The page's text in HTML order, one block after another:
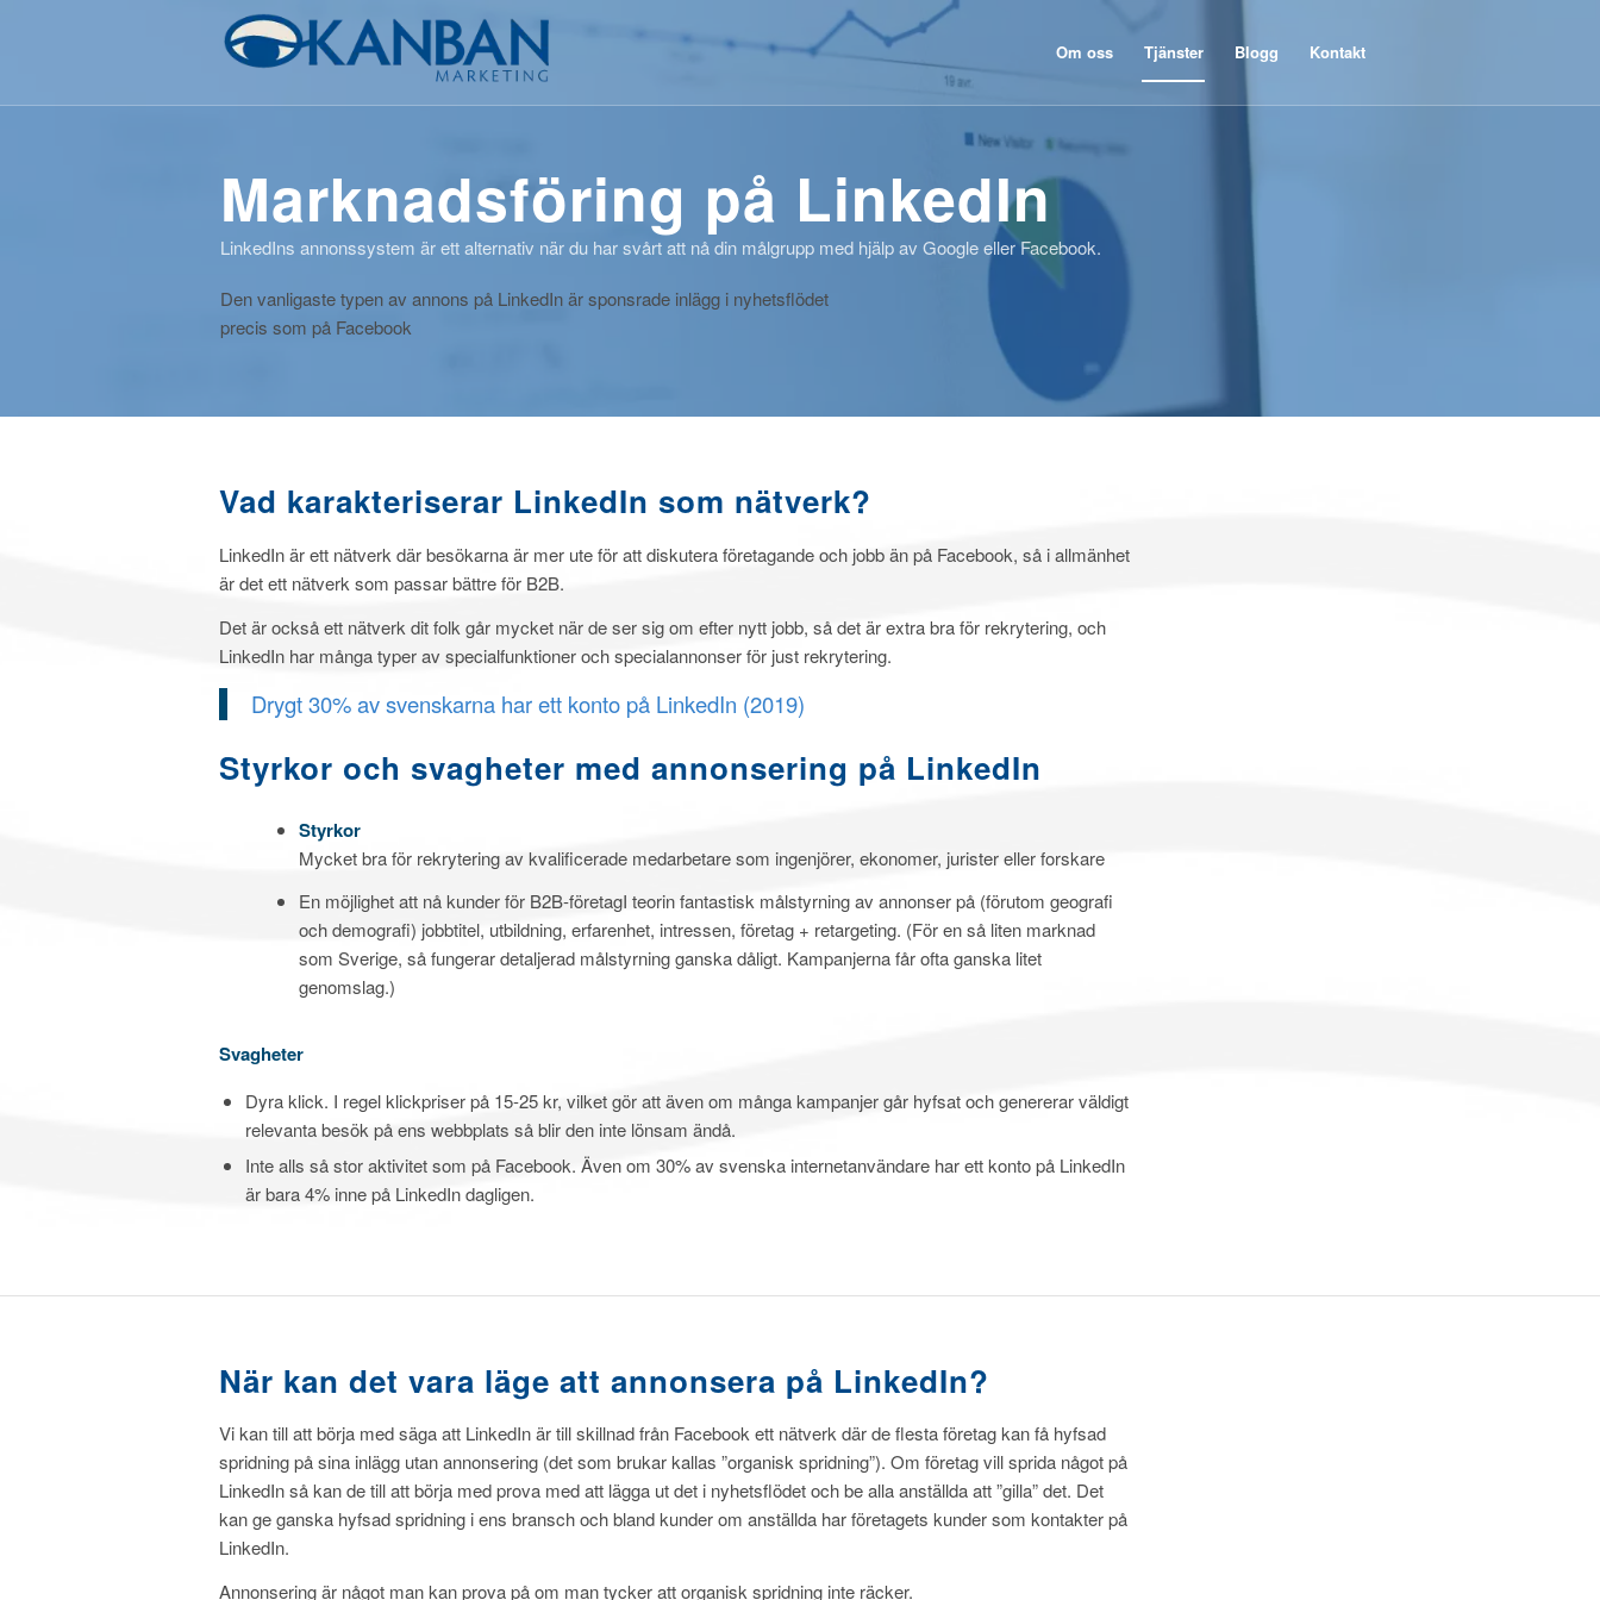
Om oss Tjänster Blogg Kontakt
Marknadsföring på LinkedIn
LinkedIns annonssystem är ett alternativ när du har svårt att nå din målgrupp med hjälp av Google eller Facebook.
Den vanligaste typen av annons på LinkedIn är sponsrade inlägg i nyhetsﬂödet
precis som på Facebook
Vad karakteriserar LinkedIn som nätverk?
LinkedIn är ett nätverk där besökarna är mer ute för att diskutera företagande och jobb än på Facebook, så i allmänhet
är det ett nätverk som passar bättre för B2B.
Det är också ett nätverk dit folk går mycket när de ser sig om efter nytt jobb, så det är extra bra för rekrytering, och
LinkedIn har många typer av specialfunktioner och specialannonser för just rekrytering.
Drygt 30% av svenskarna har ett konto på LinkedIn (2019)
Styrkor och svagheter med annonsering på LinkedIn
Styrkor
Mycket bra för rekrytering av kvalificerade medarbetare som ingenjörer, ekonomer, jurister eller forskare
En möjlighet att nå kunder för B2B-företagI teorin fantastisk målstyrning av annonser på (förutom geografi
och demografi) jobbtitel, utbildning, erfarenhet, intressen, företag + retargeting. (För en så liten marknad
som Sverige, så fungerar detaljerad målstyrning ganska dåligt. Kampanjerna får ofta ganska litet
genomslag.)
Svagheter
Dyra klick. I regel klickpriser på 15-25 kr, vilket gör att även om många kampanjer går hyfsat och genererar väldigt
relevanta besök på ens webbplats så blir den inte lönsam ändå.
Inte alls så stor aktivitet som på Facebook. Även om 30% av svenska internetanvändare har ett konto på LinkedIn
är bara 4% inne på LinkedIn dagligen.
När kan det vara läge att annonsera på LinkedIn?
Vi kan till att börja med säga att LinkedIn är till skillnad från Facebook ett nätverk där de flesta företag kan få hyfsad
spridning på sina inlägg utan annonsering (det som brukar kallas ”organisk spridning”). Om företag vill sprida något på
LinkedIn så kan de till att börja med prova med att lägga ut det i nyhetsflödet och be alla anställda att ”gilla” det. Det
kan ge ganska hyfsad spridning i ens bransch och bland kunder om anställda har företagets kunder som kontakter på
LinkedIn.
Annonsering är något man kan prova på om man tycker att organisk spridning inte räcker.